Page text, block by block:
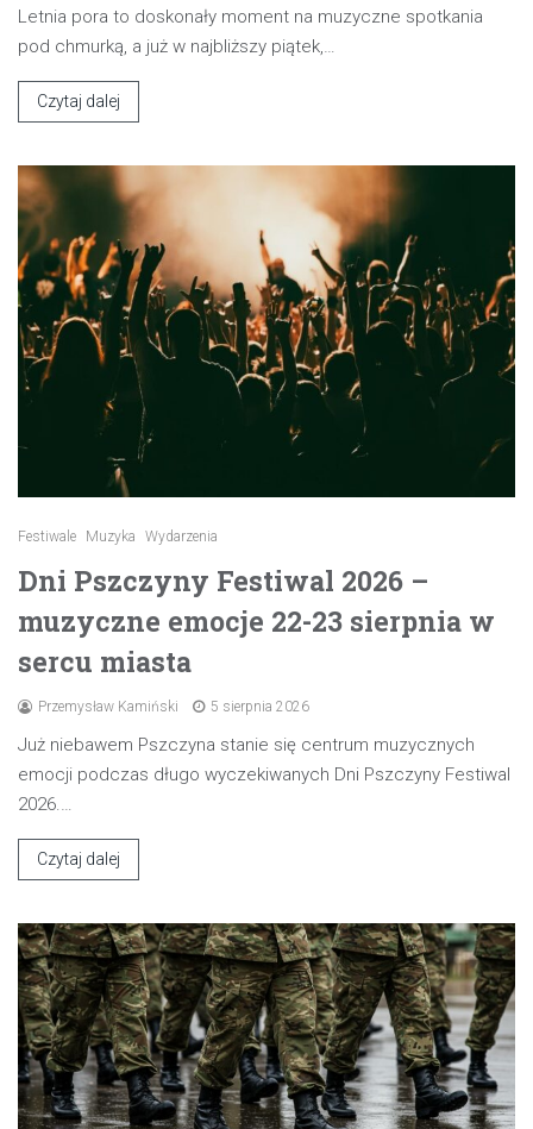
Letnia pora to doskonały moment na muzyczne spotkania
pod chmurką, a już w najbliższy piątek,…
Czytaj dalej
Festiwale Muzyka Wydarzenia
Dni Pszczyny Festiwal 2026 –
muzyczne emocje 22-23 sierpnia w
sercu miasta
Przemysław Kamiński 5 sierpnia 2026
Już niebawem Pszczyna stanie się centrum muzycznych
emocji podczas długo wyczekiwanych Dni Pszczyny Festiwal
2026.…
Czytaj dalej